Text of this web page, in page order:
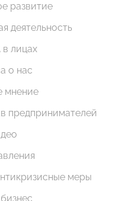
развитие
деятельность
лицах
о нас
мнение
предпринимателей
меры